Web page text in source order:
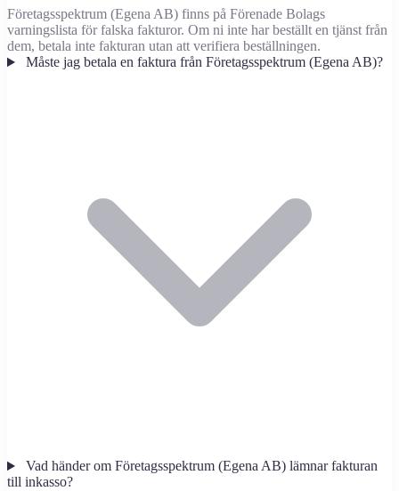
Företagsspektrum (Egena AB) finns på Förenade Bolags
varningslista för falska fakturor. Om ni inte har beställt en tjänst från
dem, betala inte fakturan utan att verifiera beställningen.
Måste jag betala en faktura från Företagsspektrum (Egena AB)?
Vad händer om Företagsspektrum (Egena AB) lämnar fakturan
till inkasso?